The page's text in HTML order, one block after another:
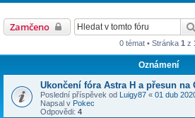
Zamčeno
0 témat • Stránka 1 z
Oznámení
Ukončení fóra Astra H a přesun na
Poslední příspěvek od Luigy87 « 01 dub
Napsal v Pokec
Odpovědi: 4